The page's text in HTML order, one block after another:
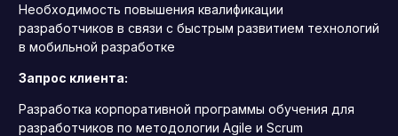
Необходимость повышения квалификации
разработчиков в связи с быстрым развитием технологий
в мобильной разработке
Запрос клиента:
Разработка корпоративной программы обучения для
разработчиков по методологии Agile и Scrum